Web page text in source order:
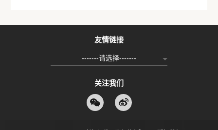
友情链接
-------请选择-------
关注我们